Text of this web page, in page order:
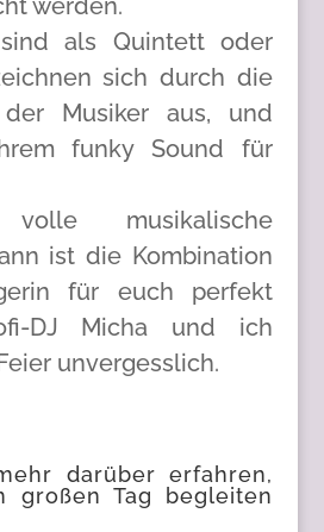
werden.
sind als Quintett oder
sich durch die
der Musiker aus, und
funky Sound für
musikalische
ist die Kombination
für euch perfekt
DJ Micha und ich
unvergesslich.
darüber erfahren,
großen Tag begleiten